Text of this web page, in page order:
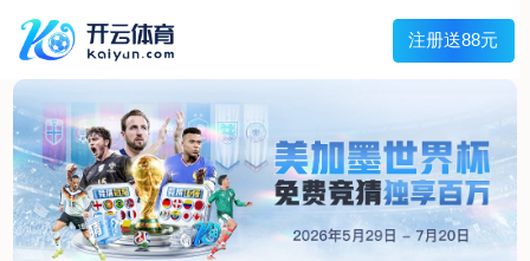
Menu
网站首页
关于我们
产品中心
荣誉资质
厂区设备
人才招聘
新闻中心
销售网点